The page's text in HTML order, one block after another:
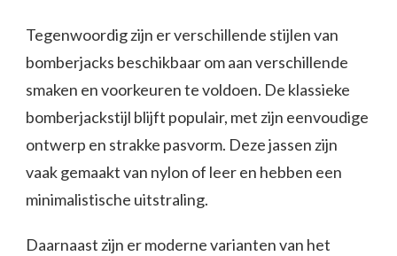
Tegenwoordig zijn er verschillende stijlen van
bomberjacks beschikbaar om aan verschillende
smaken en voorkeuren te voldoen. De klassieke
bomberjackstijl blijft populair, met zijn eenvoudige
ontwerp en strakke pasvorm. Deze jassen zijn
vaak gemaakt van nylon of leer en hebben een
minimalistische uitstraling.
Daarnaast zijn er moderne varianten van het